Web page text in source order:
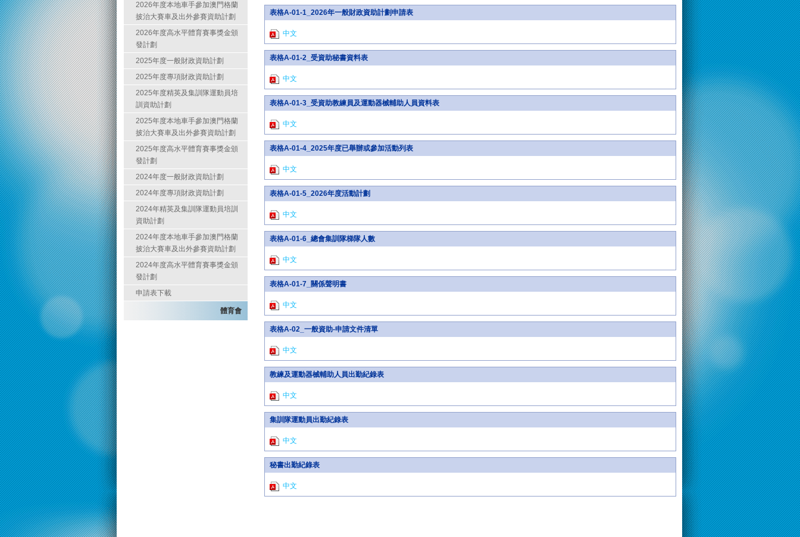
2026年度本地車手參加澳門格蘭
披治大賽車及出外參賽資助計劃
2026年度高水平體育賽事獎金頒
發計劃
2025年度一般財政資助計劃
2025年度專項財政資助計劃
2025年度精英及集訓隊運動員培
訓資助計劃
2025年度本地車手參加澳門格蘭
披治大賽車及出外參賽資助計劃
2025年度高水平體育賽事獎金頒
發計劃
2024年度一般財政資助計劃
2024年度專項財政資助計劃
2024年精英及集訓隊運動員培訓
資助計劃
2024年度本地車手參加澳門格蘭
披治大賽車及出外參賽資助計劃
2024年度高水平體育賽事獎金頒
發計劃
申請表下載
體育會
表格A-01-1_2026年一般財政資助計劃申請表
中文
表格A-01-2_受資助秘書資料表
中文
表格A-01-3_受資助教練員及運動器械輔助人員資料表
中文
表格A-01-4_2025年度已舉辦或參加活動列表
中文
表格A-01-5_2026年度活動計劃
中文
表格A-01-6_總會集訓隊梯隊人數
中文
表格A-01-7_關係聲明書
中文
表格A-02_一般資助-申請文件清單
中文
教練及運動器械輔助人員出勤紀錄表
中文
集訓隊運動員出勤紀錄表
中文
秘書出勤紀錄表
中文